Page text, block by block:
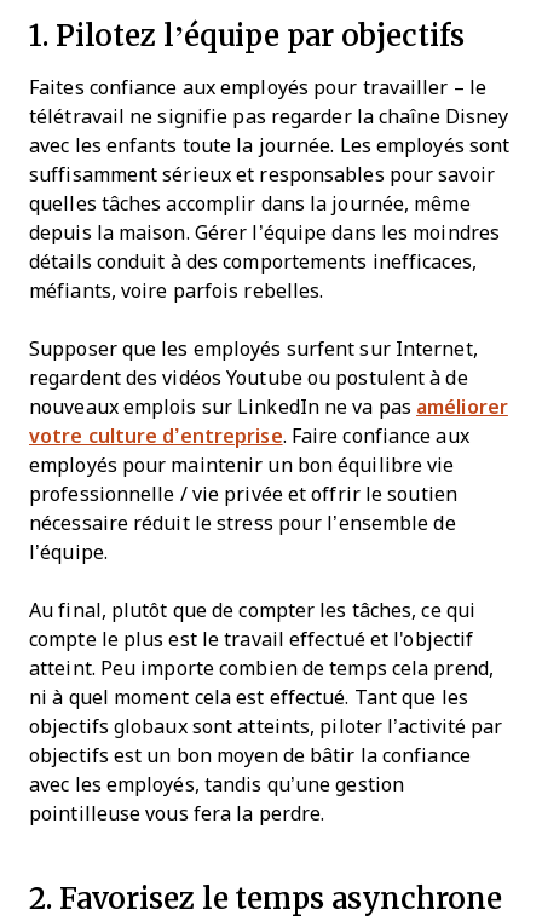
1. Pilotez l’équipe par objectifs
Faites confiance aux employés pour travailler – le
télétravail ne signifie pas regarder la chaîne Disney
avec les enfants toute la journée. Les employés sont
suffisamment sérieux et responsables pour savoir
quelles tâches accomplir dans la journée, même
depuis la maison. Gérer l’équipe dans les moindres
détails conduit à des comportements inefficaces,
méfiants, voire parfois rebelles.
Supposer que les employés surfent sur Internet,
regardent des vidéos Youtube ou postulent à de
nouveaux emplois sur LinkedIn ne va pas améliorer
votre culture d’entreprise. Faire confiance aux
employés pour maintenir un bon équilibre vie
professionnelle / vie privée et offrir le soutien
nécessaire réduit le stress pour l’ensemble de
l’équipe.
Au final, plutôt que de compter les tâches, ce qui
compte le plus est le travail effectué et l'objectif
atteint. Peu importe combien de temps cela prend,
ni à quel moment cela est effectué. Tant que les
objectifs globaux sont atteints, piloter l’activité par
objectifs est un bon moyen de bâtir la confiance
avec les employés, tandis qu’une gestion
pointilleuse vous fera la perdre.
2. Favorisez le temps asynchrone